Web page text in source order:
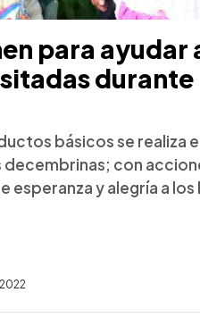
para ayudar
durante
básicos se realiza
con
esperanza y alegría a los